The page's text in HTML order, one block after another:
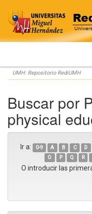
Skip
navigation
UMH: Repositorio RediUMH
Buscar por
physical
Ir a: 0-9 A B C D
O
P Q R
O introducir las